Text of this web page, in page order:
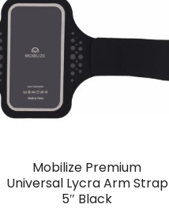
Mobilize Premium
Universal Lycra Arm Strap
5″ Black